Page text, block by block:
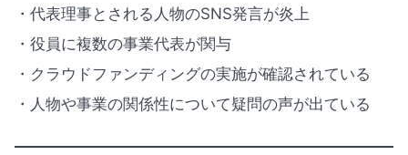
・代表理事とされる人物のSNS発言が炎上
・役員に複数の事業代表が関与
・クラウドファンディングの実施が確認されている
・人物や事業の関係性について疑問の声が出ている